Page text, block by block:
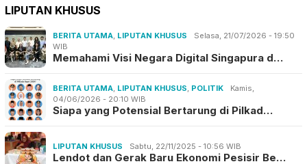
LIPUTAN KHUSUS
BERITA UTAMA, LIPUTAN KHUSUS
Selasa, 21/07/2026 - 19:50
WIB
Memahami Visi Negara Digital Singapura d…
BERITA UTAMA, LIPUTAN KHUSUS, POLITIK
Kamis,
04/06/2026 - 20:10 WIB
Siapa yang Potensial Bertarung di Pilkad…
LIPUTAN KHUSUS Sabtu, 22/11/2025 - 10:56 WIB
Lendot dan Gerak Baru Ekonomi Pesisir Be…